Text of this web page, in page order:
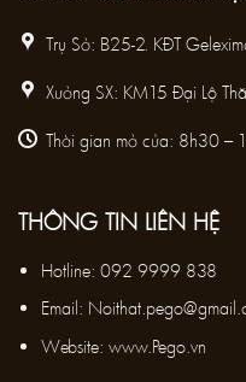
Trụ Sở: B25-2. KĐT
Xưởng SX: KM15 Đại Lộ
Thời gian mở cửa: 8h30 –
THÔNG TIN LIÊN HỆ
Hotline: 092 9999 838
Email:
Website: www.Pego.vn